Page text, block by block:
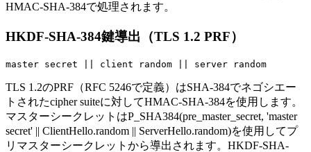
HMAC-SHA-384で処理されます。
HKDF-SHA-384鍵導出（TLS 1.2 PRF）
master secret || client random || server random
TLS 1.2のPRF（RFC 5246で定義）はSHA-384でネゴシエー
トされたcipher suiteに対してHMAC-SHA-384を使用します。
マスターシークレットはP_SHA384(pre_master_secret, 'master
secret' || ClientHello.random || ServerHello.random)を使用してプ
リマスターシークレットから導出されます。HKDF-SHA-